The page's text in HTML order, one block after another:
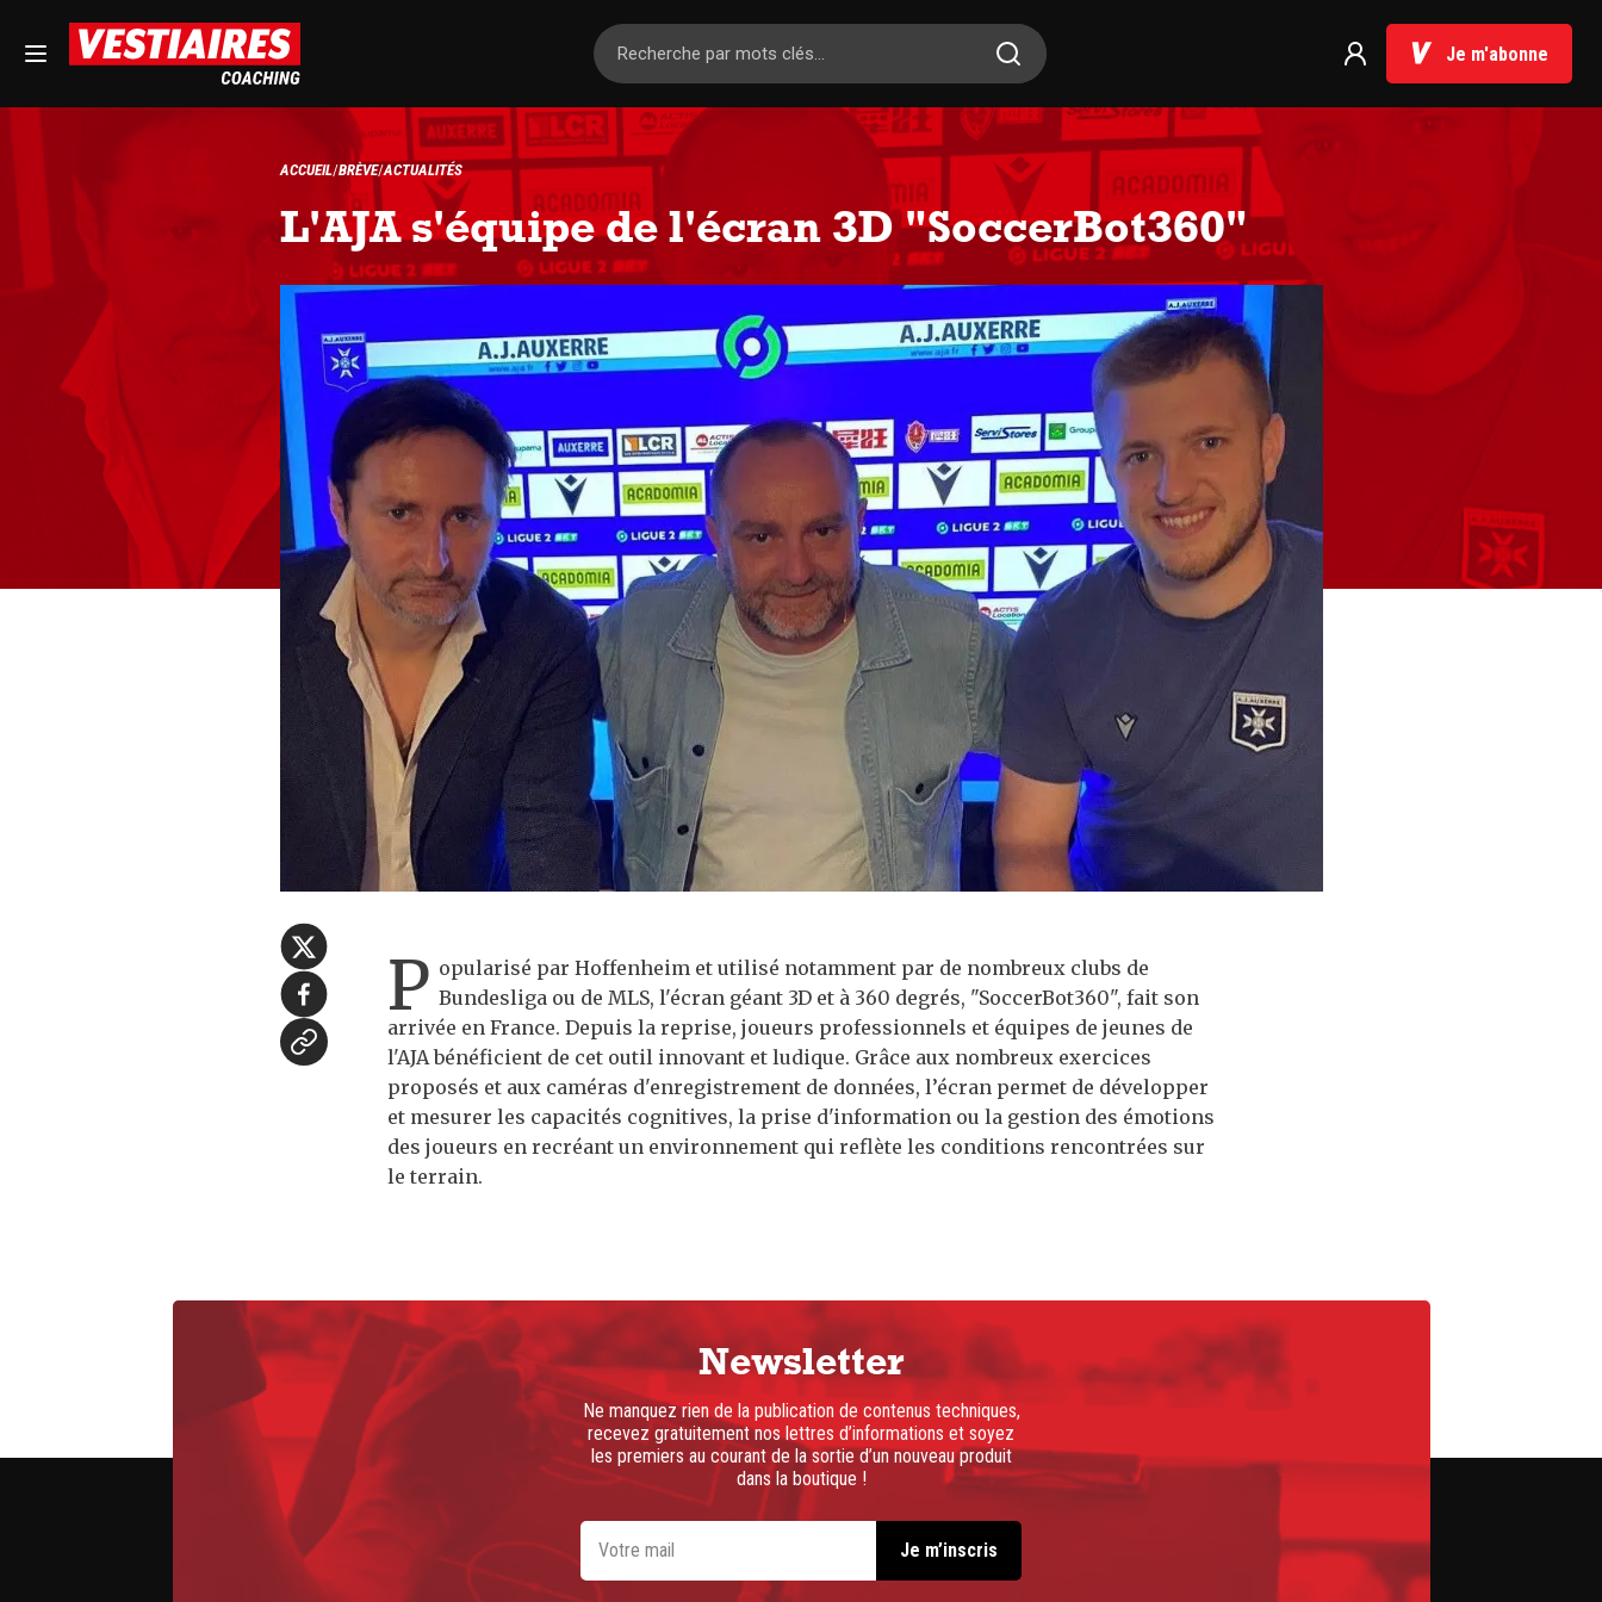
Je m'abonne
ACCUEIL BRÈVE ACTUALITÉS
L'AJA s'équipe de l'écran 3D "SoccerBot360"
P opularisé par Hoffenheim et utilisé notamment par de nombreux clubs de
Bundesliga ou de MLS, l'écran géant 3D et à 360 degrés, "SoccerBot360", fait son
arrivée en France. Depuis la reprise, joueurs professionnels et équipes de jeunes de
l'AJA bénéficient de cet outil innovant et ludique. Grâce aux nombreux exercices
proposés et aux caméras d'enregistrement de données, l’écran permet de développer
et mesurer les capacités cognitives, la prise d'information ou la gestion des émotions
des joueurs en recréant un environnement qui reflète les conditions rencontrées sur
le terrain.
Newsletter
Ne manquez rien de la publication de contenus techniques,
recevez gratuitement nos lettres d’informations et soyez
les premiers au courant de la sortie d’un nouveau produit
dans la boutique !